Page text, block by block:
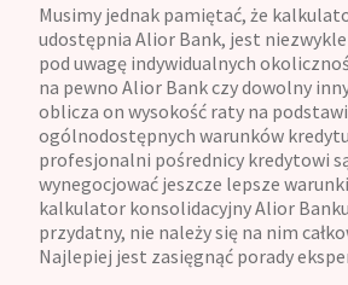
Musimy jednak pamiętać, że
udostępnia Alior Bank, jest
pod uwagę indywidualnych
na pewno Alior Bank czy dowolny
oblicza on wysokość raty na
ogólnodostępnych warunków
profesjonalni pośrednicy kredytowi
wynegocjować jeszcze lepsze
kalkulator konsolidacyjny Alior
przydatny, nie należy się na nim
Najlepiej jest zasięgnąć porady